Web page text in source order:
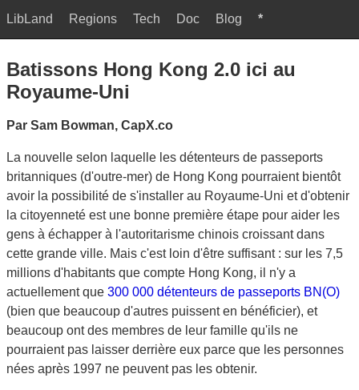
LibLand Regions Tech Doc Blog *
Batissons Hong Kong 2.0 ici au
Royaume-Uni
Par Sam Bowman, CapX.co
La nouvelle selon laquelle les détenteurs de passeports
britanniques (d'outre-mer) de Hong Kong pourraient bientôt
avoir la possibilité de s'installer au Royaume-Uni et d'obtenir
la citoyenneté est une bonne première étape pour aider les
gens à échapper à l'autoritarisme chinois croissant dans
cette grande ville. Mais c'est loin d'être suffisant : sur les 7,5
millions d'habitants que compte Hong Kong, il n'y a
actuellement que 300 000 détenteurs de passeports BN(O)
(bien que beaucoup d'autres puissent en bénéficier), et
beaucoup ont des membres de leur famille qu'ils ne
pourraient pas laisser derrière eux parce que les personnes
nées après 1997 ne peuvent pas les obtenir.